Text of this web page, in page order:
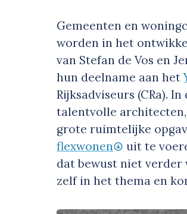
Gemeenten en
worden in het
van Stefan de Vos en
hun deelname aan het
Rijksadviseurs (CRa).
talentvolle
grote ruimtelijke
flexwonen
uit te
dat bewust niet verder
zelf in het thema en